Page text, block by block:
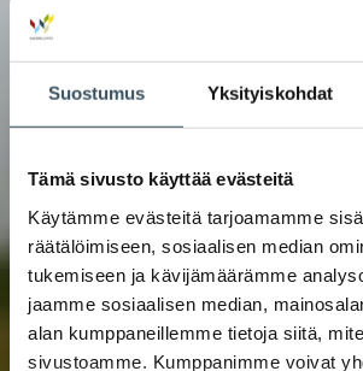
Suostumus Yksityiskohdat
Tämä sivusto käyttää evästeitä
Käytämme evästeitä tarjoamamme
räätälöimiseen, sosiaalisen median
tukemiseen ja kävijämäärämme
jaamme sosiaalisen median,
alan kumppaneillemme tietoja siitä,
sivustoamme. Kumppanimme voivat